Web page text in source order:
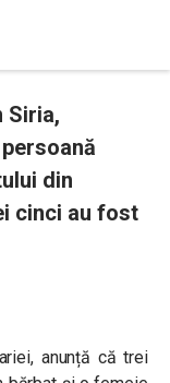
Siria,
din
cinci au fost
anunță că trei